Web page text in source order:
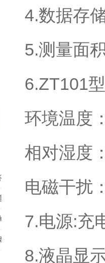
能键详情解析
4.数据存
5.测量面
6.ZT101
环境温度
相对湿度
电磁干扰
7.电源:充
8.液晶显